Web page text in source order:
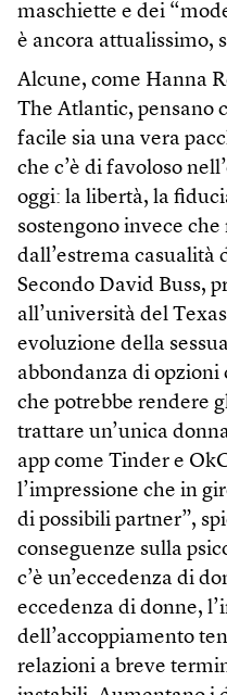
maschiette e dei
è ancora attualissimo,
Alcune, come Hanna
The Atlantic, pensano
facile sia una vera
che c’è di favoloso
oggi: la libertà, la
sostengono invece
dall’estrema casualità
Secondo David Buss,
all’università del
evoluzione della
abbondanza di
che potrebbe rendere
trattare un’unica
app come Tinder e
l’impressione che in
di possibili partner”,
conseguenze sulla
c’è un’eccedenza di
eccedenza di donne,
dell’accoppiamento
relazioni a breve